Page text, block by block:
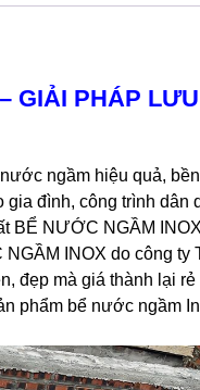
GIẢI PHÁP
ngầm hiệu quả,
đình, công trình dân
BỂ NƯỚC NGẦM
INOX do công ty
đẹp mà giá thành lại
phẩm bể nước ngầm